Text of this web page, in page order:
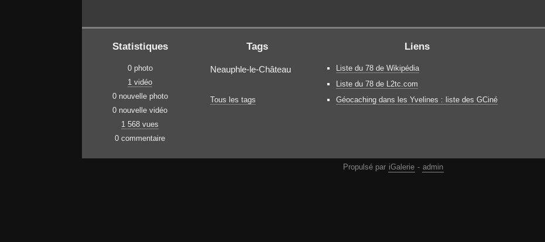
Statistiques
0 photo
1 vidéo
0 nouvelle photo
0 nouvelle vidéo
1 568 vues
0 commentaire
Tags
Neauphle-le-Château
Tous les tags
Liens
Liste du 78 de Wikipédia
Liste du 78 de L2tc.com
Géocaching dans les Yvelines : liste des GCiné
Propulsé par iGalerie - admin